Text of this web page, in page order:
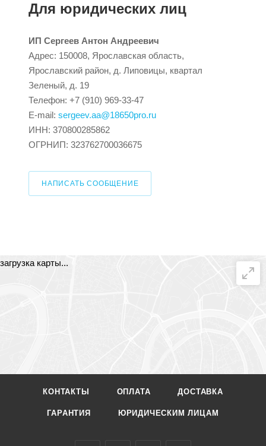
Для юридических лиц
ИП Сергеев Антон Андреевич
Адрес: 150008, Ярославская область,
Ярославский район, д. Липовицы, квартал
Зеленый, д. 19
Телефон: +7 (910) 969-33-47
E-mail: sergeev.aa@18650pro.ru
ИНН: 370800285862
ОГРНИП: 323762700036675
НАПИСАТЬ СООБЩЕНИЕ
загрузка карты...
КОНТАКТЫ ОПЛАТА ДОСТАВКА
ГАРАНТИЯ ЮРИДИЧЕСКИМ ЛИЦАМ